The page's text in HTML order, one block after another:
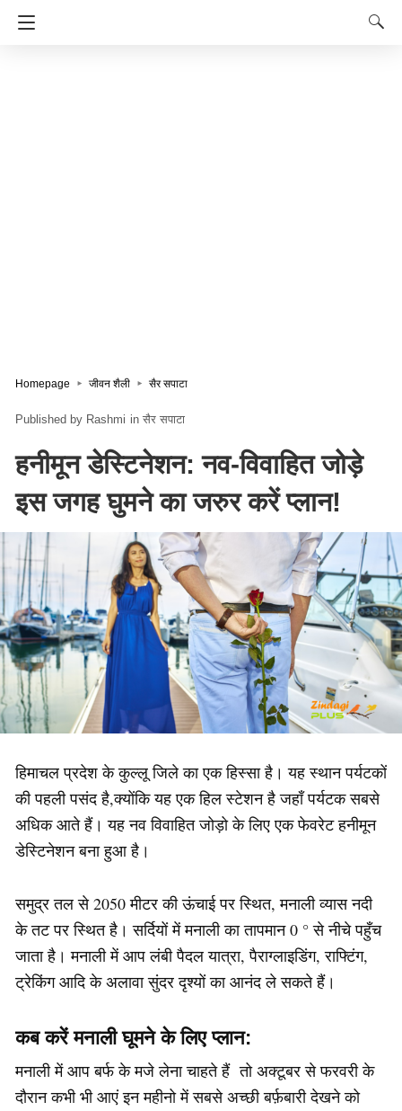
Homepage जीवन शैली सैर सपाटा
Rashmi in सैर सपाटा
हनीमून डेस्टिनेशन: नव-विवाहित जोड़े
इस जगह घुमने का जरुर करें प्लान!
हिमाचल प्रदेश के कुल्लू जिले का एक हिस्सा है। यह स्थान पर्यटकों
की पहली पसंद है,क्योंकि यह एक हिल स्टेशन है जहाँ पर्यटक सबसे
अधिक आते हैं। यह नव विवाहित जोड़ो के लिए एक फेवरेट हनीमून
डेस्टिनेशन बना हुआ है।
समुद्र तल से 2050 मीटर की ऊंचाई पर स्थित, मनाली व्यास नदी
के तट पर स्थित है। सर्दियों में मनाली का तापमान 0 ° से नीचे पहुँच
जाता है। मनाली में आप लंबी पैदल यात्रा, पैराग्लाइडिंग, राफ्टिंग,
ट्रेकिंग आदि के अलावा सुंदर दृश्यों का आनंद ले सकते हैं।
कब करें मनाली घूमने के लिए प्लान:
मनाली में आप बर्फ के मजे लेना चाहते हैं तो अक्टूबर से फरवरी के
दौरान कभी भी आएं इन महीनो में सबसे अच्छी बर्फ़बारी देखने को